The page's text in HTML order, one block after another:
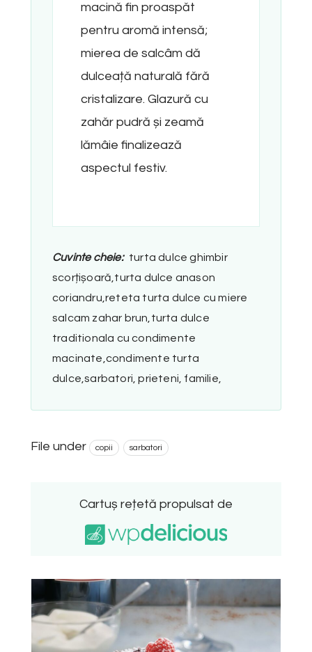
macină fin proaspăt
pentru aromă intensă;
mierea de salcâm dă
dulceață naturală fără
cristalizare. Glazură cu
zahăr pudră și zeamă
lămâie finalizează
aspectul festiv.
Cuvinte cheie: turta dulce ghimbir
scorțișoară,turta dulce anason
coriandru,reteta turta dulce cu miere
salcam zahar brun,turta dulce
traditionala cu condimente
macinate,condimente turta
dulce,sarbatori, prieteni, familie,
File under copii sarbatori
Cartuș rețetă propulsat de